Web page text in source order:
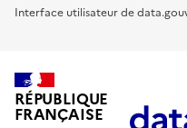
Interface utilisateur de
RÉPUBLIQUE
FRANÇAISE